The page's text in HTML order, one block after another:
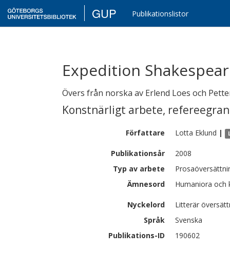
GUP Publikationslistor
Expedition
Övers från norska av Erlend Loes och
Konstnärligt arbete,
Författare Lotta Eklund |
Publikationsår
2008
Typ av arbete
Ämnesord
Humaniora
Nyckelord
Litterär
Språk
Svenska
Publikations-ID
190602